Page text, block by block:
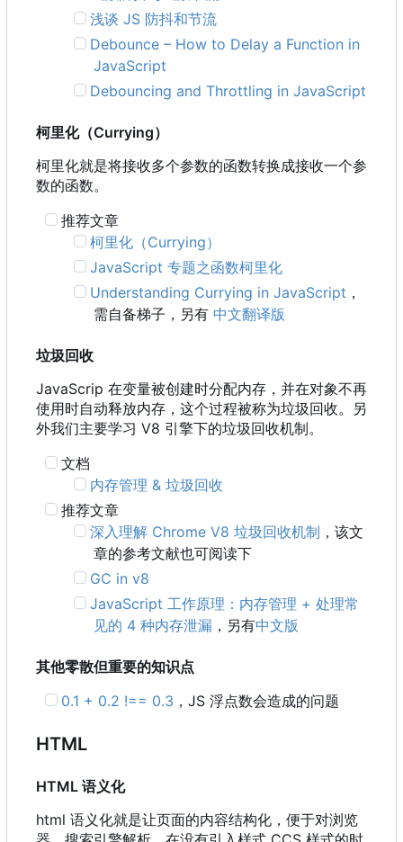
浅谈 JS 防抖和节流
Debounce– How to Delay a Function in
JavaScript
Debouncing and Throttling in JavaScript
柯里化（Currying）
柯里化就是将接收多个参数的函数转换成接收一个参
数的函数。
推荐文章
柯里化 （Currying）
JavaScript 专题之函数柯里化
Understanding Currying in JavaScript ，
需自备梯子，另有 中文翻译版
垃圾回收
JavaScrip 在变量被创建时分配内存，并在对象不再
使用时自动释放内存，这个过程被称为垃圾回收。另
外我们主要学习 V8 引擎下的垃圾回收机制。
文档
内存管理 & 垃圾回收
推荐文章
深入理解 Chrome V8 垃圾回收机制 ，该文
章的参考文献也可阅读下
GC in v8
JavaScript 工作原理：内存管理 + 处理常
见的 4 种内存泄漏 ，另有中文版
其他零散但重要的知识点
0.1 + 0.2 !== 0.3 ，JS 浮点数会造成的问题
HTML
HTML 语义化
html 语义化就是让页面的内容结构化，便于对浏览